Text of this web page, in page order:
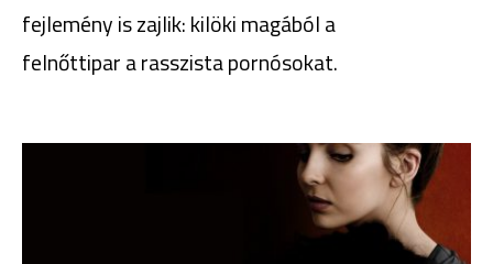
fejlemény is zajlik: kilöki magából a
felnőttipar a rasszista pornósokat.